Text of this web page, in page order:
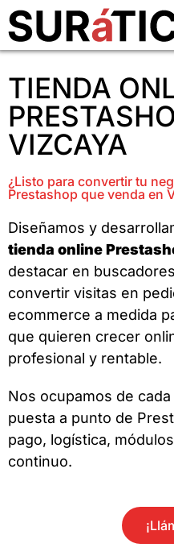
TIENDA
VIZCAYA
¿Listo para convertir tu
Prestashop que venda en
Diseñamos y
tienda online
destacar en
convertir visitas en
ecommerce a medida
que quieren crecer
profesional y rentable.
Nos ocupamos de
puesta a punto de
pago, logística,
continuo.